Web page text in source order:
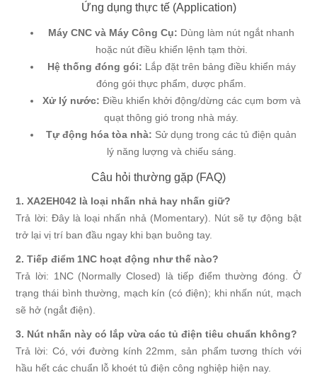
Ứng dụng thực tế (Application)
Máy CNC và Máy Công Cụ: Dùng làm nút ngắt nhanh
hoặc nút điều khiển lệnh tạm thời.
Hệ thống đóng gói: Lắp đặt trên bảng điều khiển máy
đóng gói thực phẩm, dược phẩm.
Xử lý nước: Điều khiển khởi động/dừng các cụm bơm và
quạt thông gió trong nhà máy.
Tự động hóa tòa nhà: Sử dụng trong các tủ điện quản
lý năng lượng và chiếu sáng.
Câu hỏi thường gặp (FAQ)
1. XA2EH042 là loại nhấn nhả hay nhấn giữ?
Trả lời: Đây là loại nhấn nhả (Momentary). Nút sẽ tự động bật
trở lại vị trí ban đầu ngay khi bạn buông tay.
2. Tiếp điểm 1NC hoạt động như thế nào?
Trả lời: 1NC (Normally Closed) là tiếp điểm thường đóng. Ở
trạng thái bình thường, mạch kín (có điện); khi nhấn nút, mạch
sẽ hở (ngắt điện).
3. Nút nhấn này có lắp vừa các tủ điện tiêu chuẩn không?
Trả lời: Có, với đường kính 22mm, sản phẩm tương thích với
hầu hết các chuẩn lỗ khoét tủ điện công nghiệp hiện nay.